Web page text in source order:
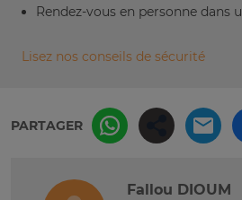
Rendez-vous en personne dans
Lisez nos conseils de sécurité
PARTAGER
Fallou DIOUM